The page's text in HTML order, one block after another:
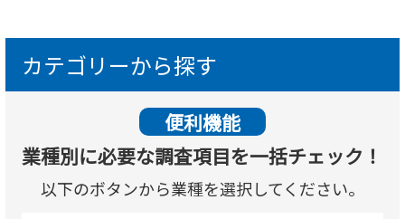
カテゴリーから探す
便利機能
業種別に必要な調査項目を一括チェック！
以下のボタンから業種を選択してください。